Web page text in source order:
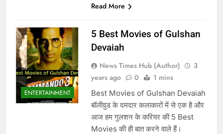
Read More
ENTERTAINMENT
5 Best Movies of Gulshan
Devaiah
News Times Hub (Author)
3
years ago
0 1 mins
Best Movies of Gulshan Devaiah
बॉलीवुड के दमदार कलाकारों में से एक है और
आज हम गुलशन के करियर की 5 Best
Movies की ही बात करने वाले हैं। ‌